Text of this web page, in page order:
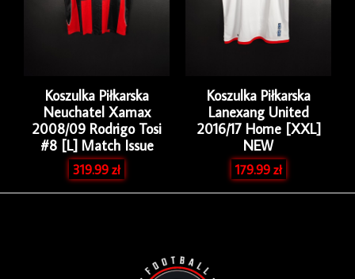
Koszulka Piłkarska
Neuchatel Xamax
2008/09 Rodrigo Tosi
#8 [L] Match Issue
319.99zł
Koszulka Piłkarska
Lanexang United
2016/17 Home [XXL]
NEW
179.99zł